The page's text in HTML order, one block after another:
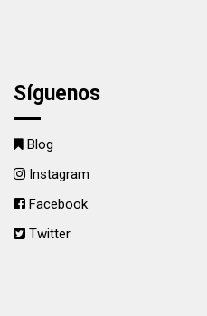
Síguenos
Blog
Instagram
Facebook
Twitter